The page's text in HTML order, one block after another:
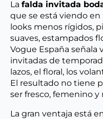
La falda invitada
que se está viendo en
looks menos rígidos,
suaves, estampados
Vogue España señala
invitadas de
lazos, el floral, los
El resultado no tiene
ser fresco, femenino
La gran ventaja está